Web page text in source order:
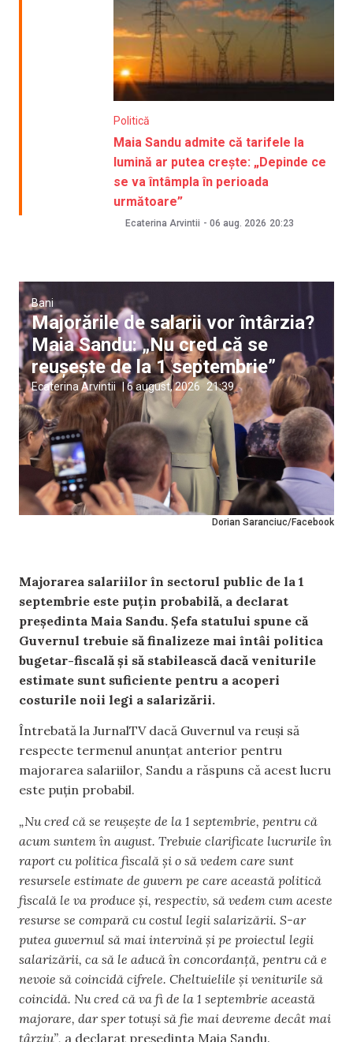
Politică
Maia Sandu admite că tarifele la
lumină ar putea crește: „Depinde ce
se va întâmpla în perioada
următoare”
Ecaterina Arvintii - 06 aug. 2026 20:23
Dorian Saranciuc/Facebook
Bani
Majorările de salarii vor întârzia?
Maia Sandu: „Nu cred că se
reușește de la 1 septembrie”
Ecaterina Arvintii |6 august, 2026 21:39
Majorarea salariilor în sectorul public de la 1
septembrie este puțin probabilă, a declarat
președinta Maia Sandu. Șefa statului spune că
Guvernul trebuie să finalizeze mai întâi politica
bugetar-fiscală și să stabilească dacă veniturile
estimate sunt suficiente pentru a acoperi
costurile noii legi a salarizării.
Întrebată la JurnalTV dacă Guvernul va reuși să
respecte termenul anunțat anterior pentru
majorarea salariilor, Sandu a răspuns că acest lucru
este puțin probabil.
„Nu cred că se reușește de la 1 septembrie, pentru că
acum suntem în august. Trebuie clarificate lucrurile în
raport cu politica fiscală și o să vedem care sunt
resursele estimate de guvern pe care această politică
fiscală le va produce și, respectiv, să vedem cum aceste
resurse se compară cu costul legii salarizării. S-ar
putea guvernul să mai intervină și pe proiectul legii
salarizării, ca să le aducă în concordanță, pentru că e
nevoie să coincidă cifrele. Cheltuielile și veniturile să
coincidă. Nu cred că va fi de la 1 septembrie această
majorare, dar sper totuși să fie mai devreme decât mai
târziu”, a declarat președinta Maia Sandu.